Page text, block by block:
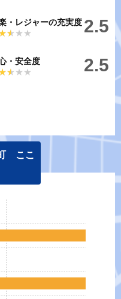
・レジャーの充実度 2.5
・安全度
2.5
ここ